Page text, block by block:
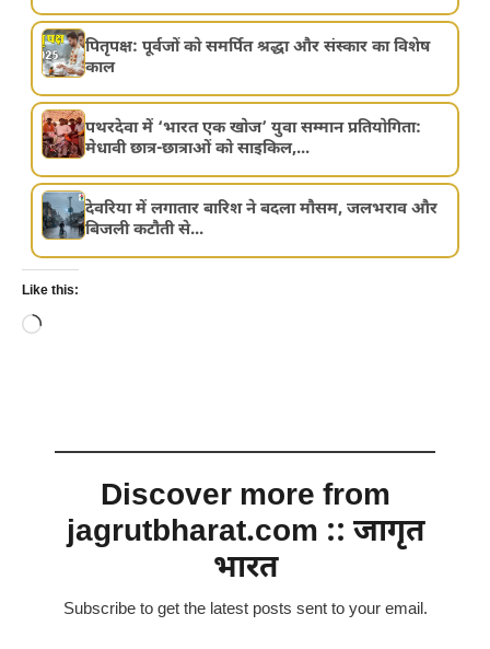
पितृपक्ष: पूर्वजों को समर्पित श्रद्धा और संस्कार का विशेष
काल
पथरदेवा में ‘भारत एक खोज’ युवा सम्मान प्रतियोगिता:
मेधावी छात्र-छात्राओं को साइकिल,...
देवरिया में लगातार बारिश ने बदला मौसम, जलभराव और
बिजली कटौती से...
Like this:
Loading…
Discover more from
jagrutbharat.com :: जागृत
भारत
Subscribe to get the latest posts sent to your email.